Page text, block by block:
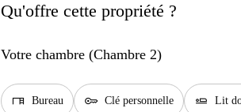
Qu'offre cette propriété ?
Votre chambre (Chambre 2)
desk Bureau key Clé personnelle airline_seat_flat Lit